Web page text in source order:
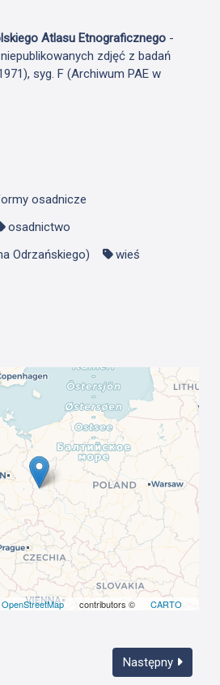
Atlasu Etnograficznego -
zdjęć z badań
syg. F (Archiwum PAE w
osadnicze
osadnictwo
Odrzańskiego)
wieś
OpenStreetMap contributors © CARTO
Następny